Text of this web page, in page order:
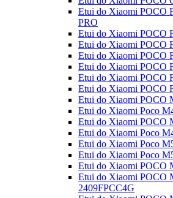
Etui do Xiaomi POCO
PRO
Etui do Xiaomi POCO
Etui do Xiaomi POCO
Etui do Xiaomi POCO
Etui do Xiaomi POCO
Etui do Xiaomi POCO
Etui do Xiaomi POCO
Etui do Xiaomi POCO
Etui do Xiaomi Poco
Etui do Xiaomi POCO
Etui do Xiaomi Poco
Etui do Xiaomi Poco
Etui do Xiaomi Poco
Etui do Xiaomi POCO
Etui do Xiaomi POCO
2409FPCC4G